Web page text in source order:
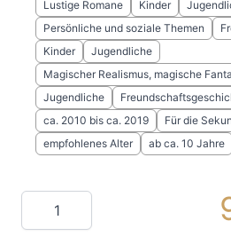
Lustige Romane
Kinder
Persönliche und soziale Themen
Kinder
Jugendliche
Magischer Realismus, magische
Jugendliche
ca. 2010 bis ca. 2019
Für die
empfohlenes Alter
ab ca. 10 Jahre
Menge